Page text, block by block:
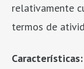
relativamente
termos de
Características: